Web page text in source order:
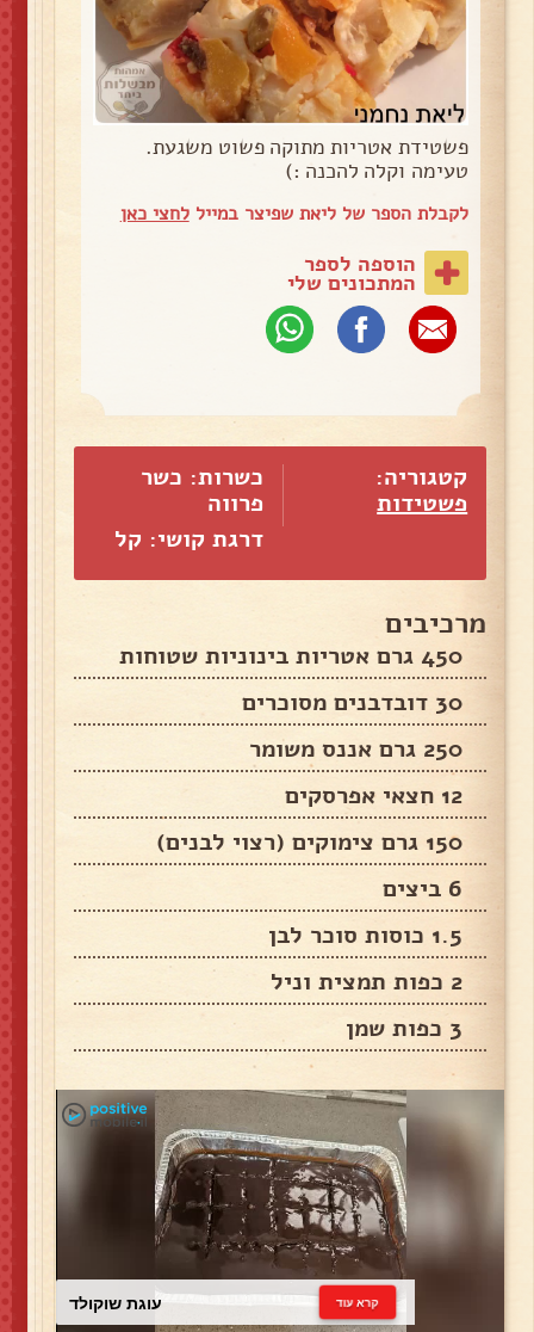
פשטידת אטריות מתוקה פשוט משגעת.
טעימה וקלה להכנה :)
לקבלת הספר של ליאת שפיצר במייללחצי כאן
הוספה לספר
המתכונים שלי
קטגוריה:
פשטידות
כשרות: כשר
פרווה
דרגת קושי: קל
מרכיבים
450 גרם אטריות בינוניות שטוחות
30 דובדבנים מסוכרים
250 גרם אננס משומר
12 חצאי אפרסקים
150 גרם צימוקים (רצוי לבנים)
6 ביצים
1.5 כוסות סוכר לבן
2 כפות תמצית וניל
3 כפות שמן
עוגת שוקולד קרא עוד